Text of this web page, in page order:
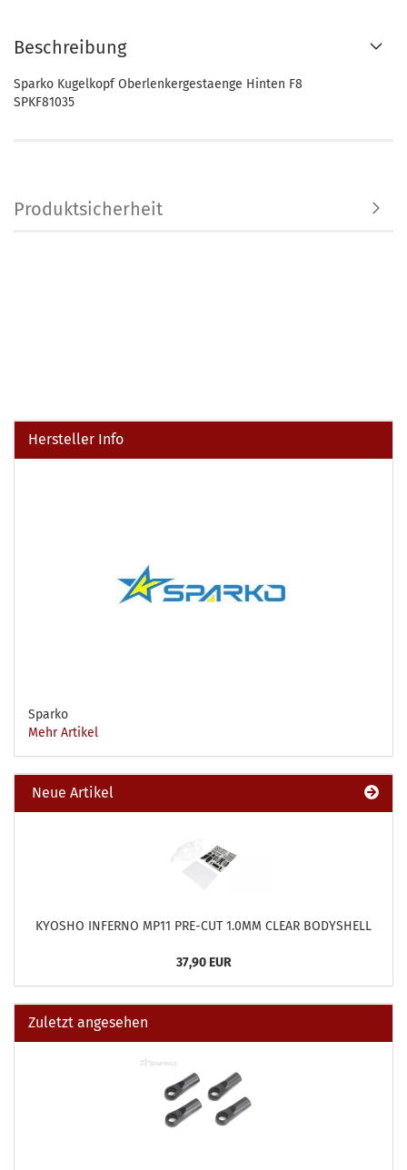
Beschreibung
Sparko Kugelkopf Oberlenkergestaenge Hinten F8
SPKF81035
Produktsicherheit
Hersteller Info
Sparko
Mehr Artikel
Neue Artikel
KYOSHO INFERNO MP11 PRE-CUT 1.0MM CLEAR BODYSHELL
37,90 EUR
Zuletzt angesehen